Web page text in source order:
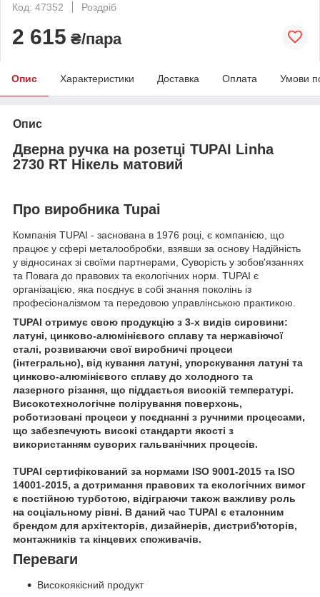
Код: 47352
Роздріб
2 615 ₴/пара
Опис Характеристики Доставка Оплата Умови
Опис
Дверна ручка на розетці TUPAI Linha
2730 RT Нікель матовий
Про виробника Tupai
Компанія TUPAI - заснована в 1976 році, є компанією, що
працює у сфері металообробки, взявши за основу Надійність
у відносинах зі своїми партнерами, Суворість у зобов'язаннях
та Повага до правових та екологічних норм. TUPAI є
організацією, яка поєднує в собі знання поколінь із
професіоналізмом та передовою управлінською практикою.
TUPAI отримує свою продукцію з 3-х видів сировини:
латуні, цинково-алюмінієвого сплаву та нержавіючої
сталі, розвиваючи свої виробничі процеси
(інтегрально), від кування латуні, упорскування латуні та
цинково-алюмінієвого сплаву до холодного та
лазерного різання, що піддається високій температурі.
Високотехнологічне полірування поверхонь,
роботизовані процеси у поєднанні з ручними процесами,
що забезпечують високі стандарти якості з
використанням суворих гальванічних процесів.
TUPAI сертифікований за нормами ISO 9001-2015 та ISO
14001-2015, а дотримання правових та екологічних вимог
є постійною турботою, відіграючи також важливу роль
на соціальному рівні. В даний час TUPAI є еталонним
брендом для архітекторів, дизайнерів, дистриб'юторів,
монтажників та кінцевих споживачів.
Переваги
Високоякісний продукт